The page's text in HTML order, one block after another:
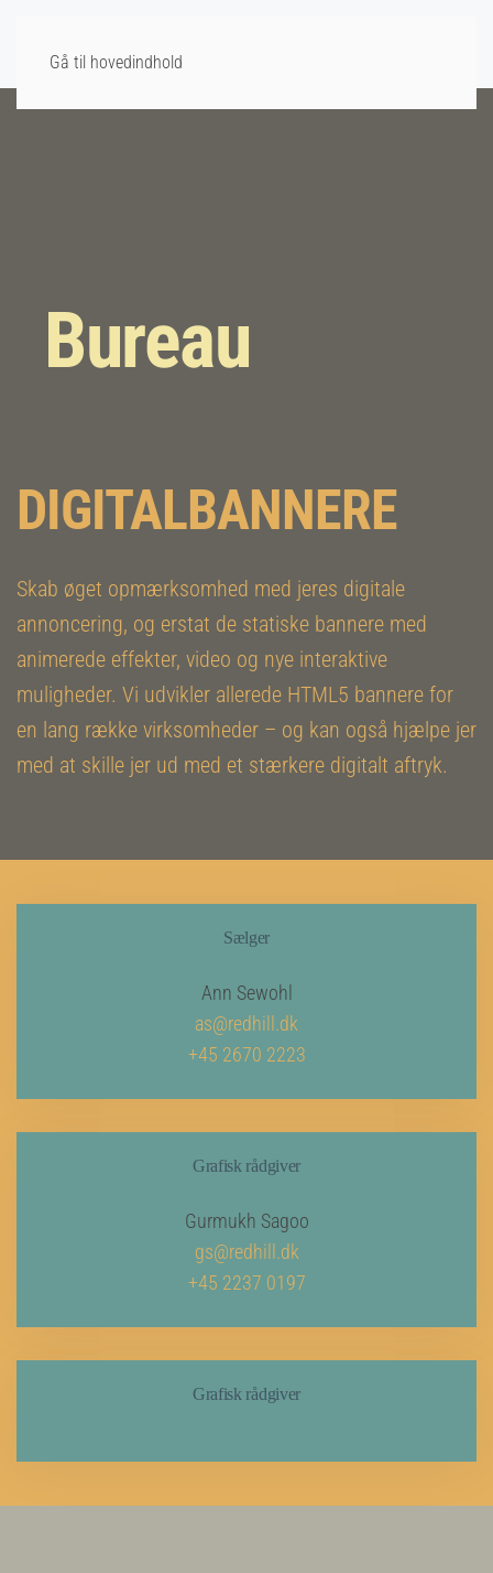
Gå til hovedindhold
Bureau
DIGITALBANNERE
Skab øget opmærksomhed med jeres digitale
annoncering, og erstat de statiske bannere med
animerede effekter, video og nye interaktive
muligheder. Vi udvikler allerede HTML5 bannere for
en lang række virksomheder – og kan også hjælpe jer
med at skille jer ud med et stærkere digitalt aftryk.
Sælger
Ann Sewohl
as@redhill.dk
+45 2670 2223
Grafisk rådgiver
Gurmukh Sagoo
gs@redhill.dk
+45 2237 0197
Grafisk rådgiver